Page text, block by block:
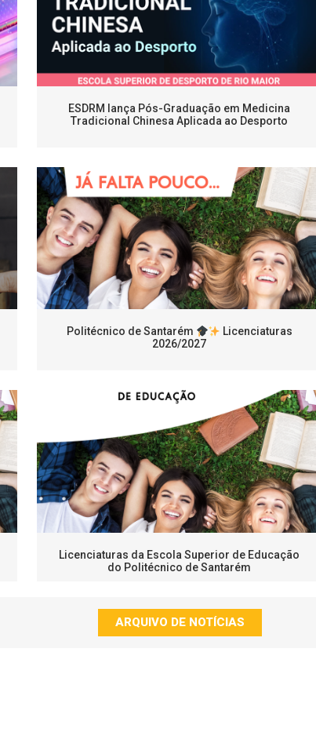
ESDRM lança Pós-Graduação em Medicina
Tradicional Chinesa Aplicada ao Desporto
Politécnico de Santarém
Licenciaturas
2026/2027
Licenciaturas da Escola Superior de Educação
do Politécnico de Santarém
ARQUIVO DE NOTÍCIAS